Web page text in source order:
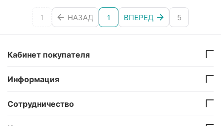
1 НАЗАД 1 ВПЕРЕД 5
Кабинет покупателя
Информация
Сотрудничество